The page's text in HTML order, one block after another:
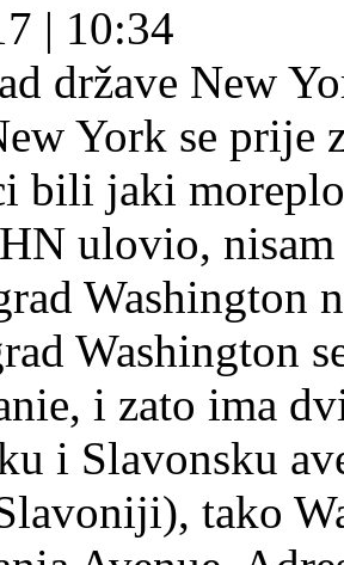
| 10:34
države New
York se prije
bili jaki
ulovio,
Washington
Washington
i zato ima
i Slavonsku
tako